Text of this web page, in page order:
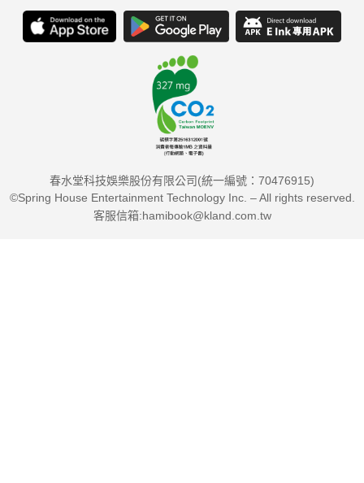
春水堂科技娛樂股份有限公司(統一編號：70476915)
©Spring House Entertainment Technology Inc. – All rights reserved.
客服信箱:hamibook@kland.com.tw